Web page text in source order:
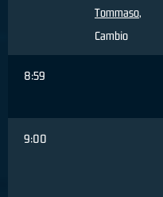
Tommaso,
Cambio
8:59
9:00